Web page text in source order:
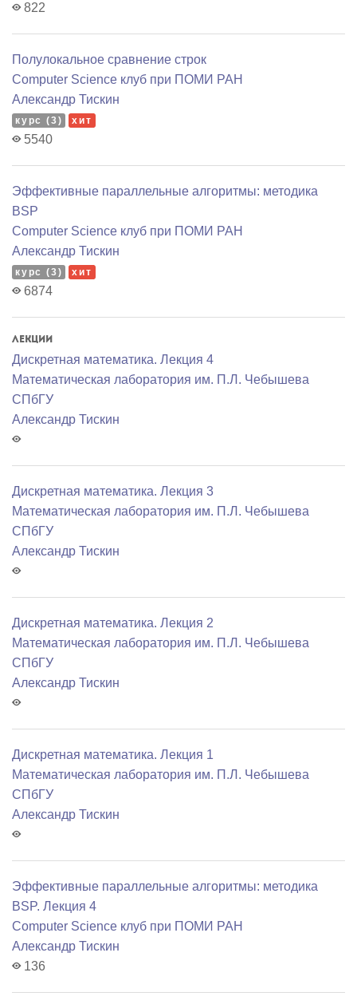
822
Полулокальное сравнение строк
Computer Science клуб при ПОМИ РАН
Александр Тискин
курс (3) хит
5540
Эффективные параллельные алгоритмы: методика
BSP
Computer Science клуб при ПОМИ РАН
Александр Тискин
курс (3) хит
6874
Лекции
Дискретная математика. Лекция 4
Математичеcкая лаборатория им. П.Л. Чебышева
СПбГУ
Александр Тискин
Дискретная математика. Лекция 3
Математичеcкая лаборатория им. П.Л. Чебышева
СПбГУ
Александр Тискин
Дискретная математика. Лекция 2
Математичеcкая лаборатория им. П.Л. Чебышева
СПбГУ
Александр Тискин
Дискретная математика. Лекция 1
Математичеcкая лаборатория им. П.Л. Чебышева
СПбГУ
Александр Тискин
Эффективные параллельные алгоритмы: методика
BSP. Лекция 4
Computer Science клуб при ПОМИ РАН
Александр Тискин
136